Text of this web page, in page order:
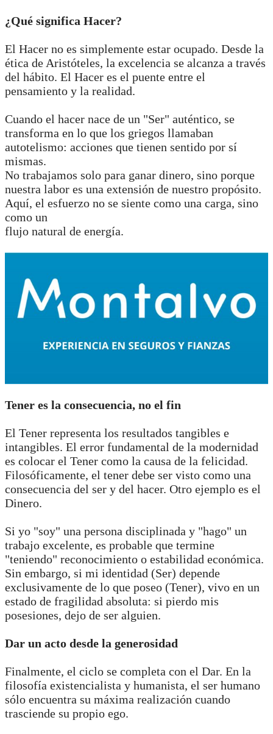
¿Qué significa Hacer?
El Hacer no es simplemente estar ocupado. Desde la
ética de Aristóteles, la excelencia se alcanza a través
del hábito. El Hacer es el puente entre el
pensamiento y la realidad.
Cuando el hacer nace de un "Ser" auténtico, se
transforma en lo que los griegos llamaban
autotelismo: acciones que tienen sentido por sí
mismas.
No trabajamos solo para ganar dinero, sino porque
nuestra labor es una extensión de nuestro propósito.
Aquí, el esfuerzo no se siente como una carga, sino
como un
flujo natural de energía.
Tener es la consecuencia, no el fin
El Tener representa los resultados tangibles e
intangibles. El error fundamental de la modernidad
es colocar el Tener como la causa de la felicidad.
Filosóficamente, el tener debe ser visto como una
consecuencia del ser y del hacer. Otro ejemplo es el
Dinero.
Si yo "soy" una persona disciplinada y "hago" un
trabajo excelente, es probable que termine
"teniendo" reconocimiento o estabilidad económica.
Sin embargo, si mi identidad (Ser) depende
exclusivamente de lo que poseo (Tener), vivo en un
estado de fragilidad absoluta: si pierdo mis
posesiones, dejo de ser alguien.
Dar un acto desde la generosidad
Finalmente, el ciclo se completa con el Dar. En la
filosofía existencialista y humanista, el ser humano
sólo encuentra su máxima realización cuando
trasciende su propio ego.